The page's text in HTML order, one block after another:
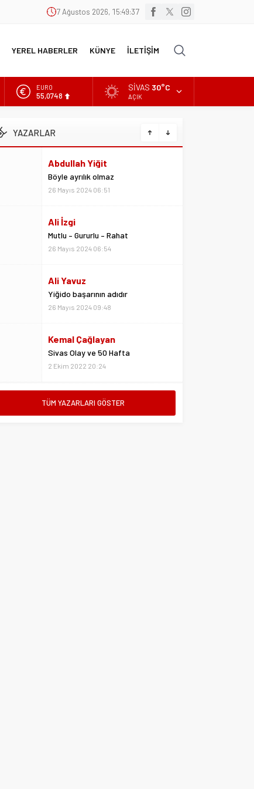
7 Ağustos 2026, 15:49:38
YEREL HABERLER KÜNYE İLETİŞİM
EURO
55,0748
BİST
DOLAR
47,7048
SIVAS 30°C
AÇIK
YAZARLAR
Abdullah Yiğit
26 Mayıs 2024 06:51
Ali İzgi
Mutlu – Gururlu – Rahat
26 Mayıs 2024 06:54
Ali Yavuz
Yiğido başarının adıdır
26 Mayıs 2024 09:48
Kemal Çağlayan
Sivas Olay ve 50 Hafta
2 Ekim 2022 20:24
Metin Kulaksız
Vedalar da sevgidendir
26 Mayıs 2024 06:53
Mustafa Ateş
TÜM YAZARLARI GÖSTER